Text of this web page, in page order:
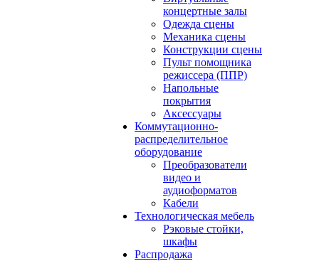
концертные залы
Одежда сцены
Механика сцены
Конструкции сцены
Пульт помощника
режиссера (ППР)
Напольные
покрытия
Аксессуары
Коммутационно-
распределительное
оборудование
Преобразователи
видео и
аудиоформатов
Кабели
Технологическая мебель
Рэковые стойки,
шкафы
Распродажа